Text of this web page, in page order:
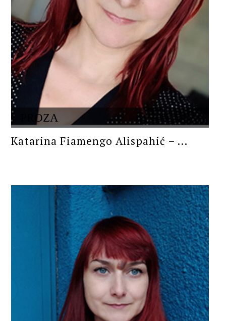
PROZA
Katarina Fiamengo Alispahić – ...